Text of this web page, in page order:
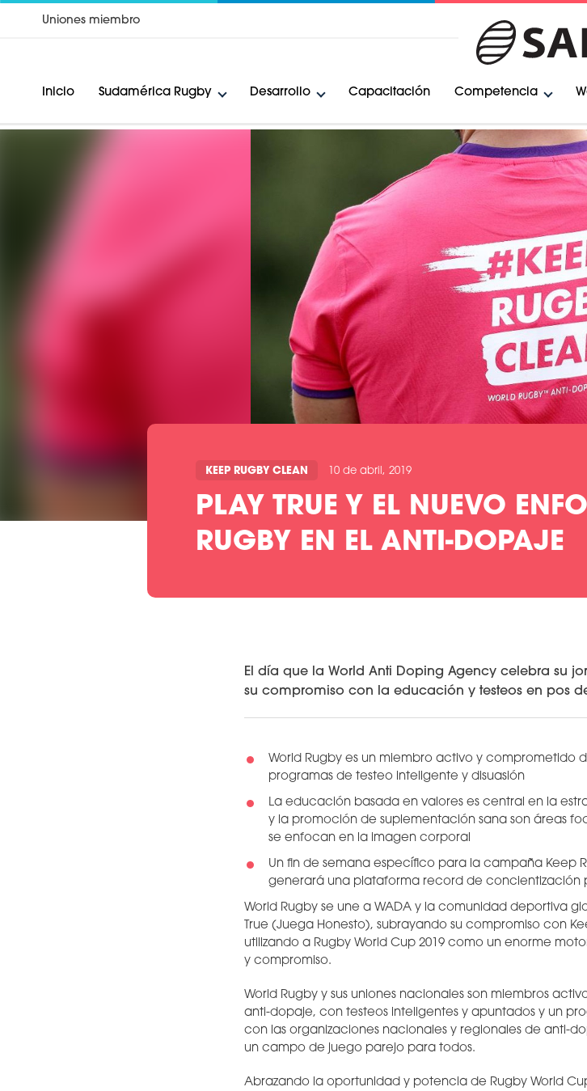
Uniones miembro
Inicio Sudamérica Rugby Desarrollo Capacitación Competencia
KEEP RUGBY CLEAN 10 de abril, 2019
PLAY TRUE Y EL NUEVO
RUGBY EN EL ANTI-DOPAJE
El día que la World Anti Doping Agency celebra su
su compromiso con la educación y testeos en pos
World Rugby es un miembro activo y comprometido
programas de testeo inteligente y disuasión
La educación basada en valores es central en la
y la promoción de suplementación sana son áreas
se enfocan en la imagen corporal
Un fin de semana específico para la campaña Keep
generará una plataforma record de concientización
World Rugby se une a WADA y la comunidad deportiva
True (Juega Honesto), subrayando su compromiso con
utilizando a Rugby World Cup 2019 como un enorme
y compromiso.
World Rugby y sus uniones nacionales son miembros
anti-dopaje, con testeos inteligentes y apuntados y un
con las organizaciones nacionales y regionales de anti-
un campo de juego parejo para todos.
Abrazando la oportunidad y potencia de Rugby World